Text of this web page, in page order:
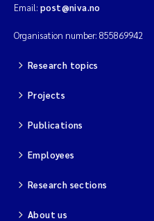
Saskia Trubbach
Anders Gjørwad
Katharina Bjarnar
Email: post@niva.no
Organisation number: 855869942
Research topics
Projects
Publications
Employees
Research sections
About us